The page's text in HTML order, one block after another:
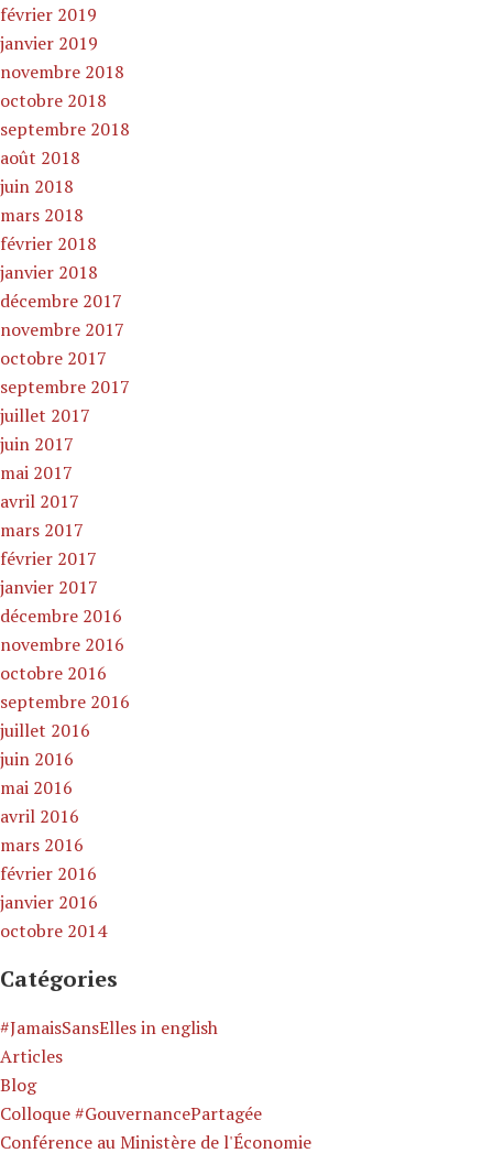
février 2019
janvier 2019
novembre 2018
octobre 2018
septembre 2018
août 2018
juin 2018
mars 2018
février 2018
janvier 2018
décembre 2017
novembre 2017
octobre 2017
septembre 2017
juillet 2017
juin 2017
mai 2017
avril 2017
mars 2017
février 2017
janvier 2017
décembre 2016
novembre 2016
octobre 2016
septembre 2016
juillet 2016
juin 2016
mai 2016
avril 2016
mars 2016
février 2016
janvier 2016
octobre 2014
Catégories
#JamaisSansElles in english
Articles
Blog
Colloque #GouvernancePartagée
Conférence au Ministère de l'Économie